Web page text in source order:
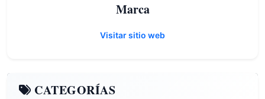
Marca
Visitar sitio web
CATEGORÍAS